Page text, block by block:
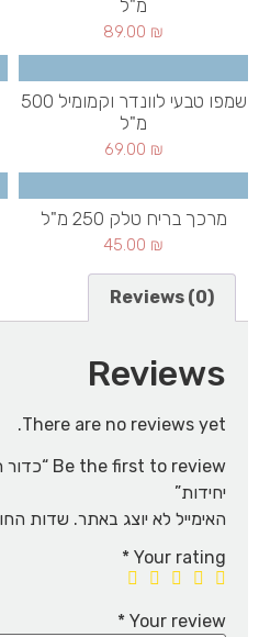
מ"ל
89.00 ₪
שמפו טבעי לוונדר וקמומיל 500
מ"ל
69.00 ₪
מרכך בריח טלק 250 מ"ל
45.00 ₪
Reviews (0)
Reviews
There are no reviews yet.
יחידות”
האימייל לא יוצג באתר. שדות
Your rating
*
Your review
*